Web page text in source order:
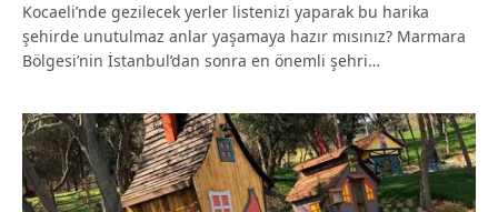
Kocaeli’nde gezilecek yerler listenizi yaparak bu harika
şehirde unutulmaz anlar yaşamaya hazır mısınız? Marmara
Bölgesi’nin İstanbul’dan sonra en önemli şehri…